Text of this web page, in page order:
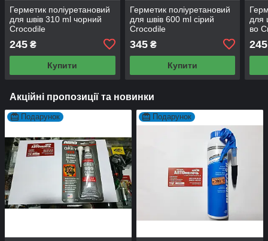
Герметик поліуретановий
для швів 310 ml чорний
Crocodile
245 ₴
Купити
Герметик поліуретановий
для швів 600 ml сірий
Crocodile
345₴
Купити
для
во
245
Акційні пропозиції та новинки
Подарунок Подарунок